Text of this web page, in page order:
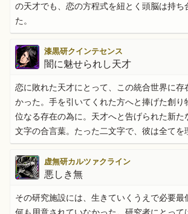
の天才でも、恋の方程式を紐とく頭脳は持ち
た。
漆黒研クインテセンス
闇に魅せられし天才
恋に敗れた天才にとって、この統合世界に存
かった。手を引いてくれた方へと捧げた創り
位なる存在の為に。天才へと告げられた新た
文字の合言葉。たった二文字で、彼は全てを
虚無研カルツァクライン
悪しき無
その研究施設には、生きていくうえで必要最
何も用意されていなかった。研究者にとって